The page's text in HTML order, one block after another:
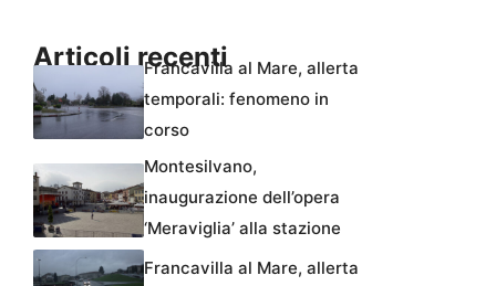
Articoli recentiFrancavilla al Mare, allerta
temporali: fenomeno in
corso
Montesilvano,
inaugurazione dell’opera
‘Meraviglia’ alla stazione
Francavilla al Mare, allerta